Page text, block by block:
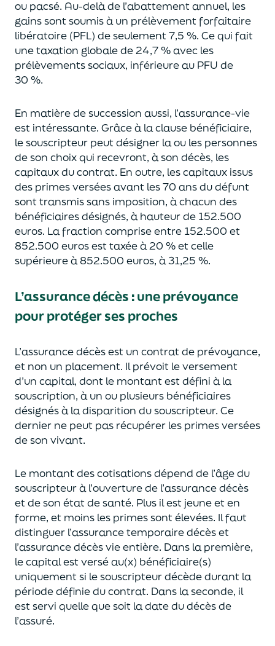
ou pacsé. Au-delàde l’abattement annuel, les
gains sont soumis à un prélèvement forfaitaire
libératoire (PFL) de seulement 7,5 %. Ce qui fait
une taxation globale de24,7 % avec les
prélèvements sociaux, inférieure au PFU de
30 %.
En matière de succession aussi, l’assurance-vie
est intéressante. Grâce à la clause bénéficiaire,
le souscripteur peut désigner la ou les personnes
de son choix qui recevront, à son décès, les
capitaux du contrat. En outre, les capitaux issus
des primes versées avant les 70 ans du défunt
sont transmis sans imposition, à chacun des
bénéficiaires désignés, à hauteur de 152.500
euros. La fraction comprise entre 152.500 et
852.500 eurosest taxée à 20 % et celle
supérieure à 852.500 euros, à 31,25 %.
L’assurance décès :une prévoyance
pour protéger ses proches
L’assurance décès est un contrat de prévoyance,
et non un placement. Il prévoit le versement
d’un capital, dont le montant est défini à la
souscription, à un ou plusieurs bénéficiaires
désignés à la disparition du souscripteur. Ce
dernier ne peut pas récupérer les primes versées
de son vivant.
Le montant des cotisations dépend de l’âgedu
souscripteur à l’ouverture de l’assurance décès
et de son état de santé. Plus il est jeuneet en
forme, et moins les primes sont élevées. Il faut
distinguer l’assurance temporaire décès et
l’assurancedécèsvie entière. Dans la première,
le capital estversé au(x) bénéficiaire(s)
uniquementsi le souscripteur décède durant la
période définie du contrat. Dans la seconde, il
est servi quelle que soit la date du décès de
l’assuré.